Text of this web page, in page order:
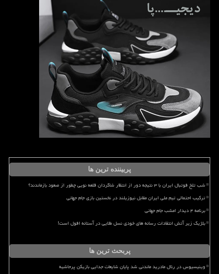
پربیننده ترین ها
شب تلخ فوتبال ایران با ۳ نتیجه دور از انتظار شاگردان قلعه نویی چطور از صعود بازماندند؟
ترکیب احتمالی تیم ملی ایران مقابل نیوزیلند در نخستین بازی جام جهانی
برنامه ۴ دیدار امشب جام جهانی
بلژیک زیر آتش انتقادات رسانه های خودی نسل طلایی در آستانه افول است!
پربحث ترین ها
وینیسیوس در رئال مادرید ماندنی شد پایان شایعات جدایی بازیکن پرحاشیه